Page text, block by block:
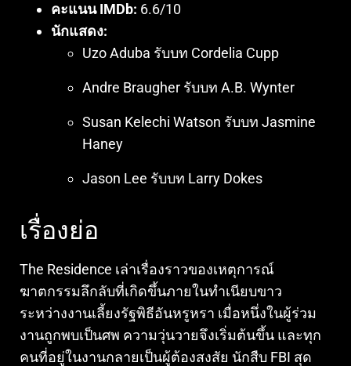
คะแนน IMDb: 6.6/10
นักแสดง:
Uzo Aduba รับบท Cordelia Cupp
Andre Braugher รับบท A.B. Wynter
Susan Kelechi Watson รับบท Jasmine
Haney
Jason Lee รับบท Larry Dokes
เรื่องย่อ
The Residence เล่าเรื่องราวของเหตุการณ์
ฆาตกรรมลึกลับที่เกิดขึ้นภายในทำเนียบขาว
ระหว่างงานเลี้ยงรัฐพิธีอันหรูหรา เมื่อหนึ่งในผู้ร่วม
งานถูกพบเป็นศพ ความวุ่นวายจึงเริ่มต้นขึ้น และทุก
คนที่อยู่ในงานกลายเป็นผู้ต้องสงสัย นักสืบ FBI สุด